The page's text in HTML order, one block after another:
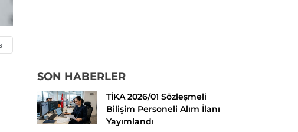
SON HABERLER
TİKA 2026/01 Sözleşmeli
Bilişim Personeli Alım İlanı
Yayımlandı